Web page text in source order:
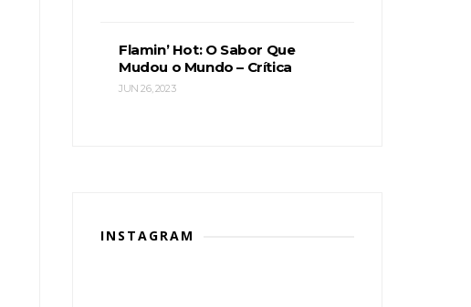
Flamin’ Hot: O Sabor Que
Mudou o Mundo – Crítica
JUN 26, 2023
INSTAGRAM